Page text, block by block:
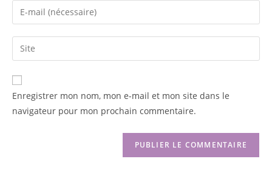
Enregistrer mon nom, mon e-mail et mon site dans le
navigateur pour mon prochain commentaire.